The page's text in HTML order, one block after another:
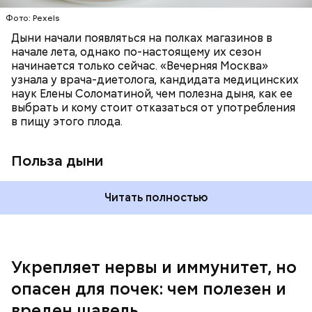
Фото: Pexels
Дыни начали появляться на полках магазинов в
начале лета, однако по-настоящему их сезон
начинается только сейчас. «Вечерняя Москва»
узнала у врача-диетолога, кандидата медицинских
наук Елены Соломатиной, чем полезна дыня, как ее
выбрать и кому стоит отказаться от употребления
в пищу этого плода.
Польза дыни
калий — оказывает мочегонное действие,
поддерживает сердечно-сосудистую
систему и предотвращает скачки давления;
магний — помогает калию и не дает сосудам
спазмироваться.
Читать полностью
Укрепляет нервы и иммунитет, но
опасен для почек: чем полезен и
— Если человек уже болеет мочекаменной
По мнению специалиста, здоровому человеку
достаточно включать щавель в рацион несколько
виде или припущенном на сковороде.